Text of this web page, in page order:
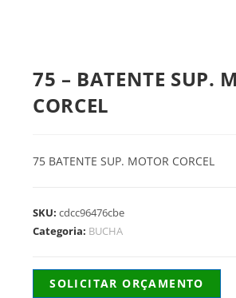
75 – BATENTE SUP.
CORCEL
75 BATENTE SUP. MOTOR CORCEL
SKU:cdcc96476cbe
Categoria: BUCHA
SOLICITAR ORÇAMENTO